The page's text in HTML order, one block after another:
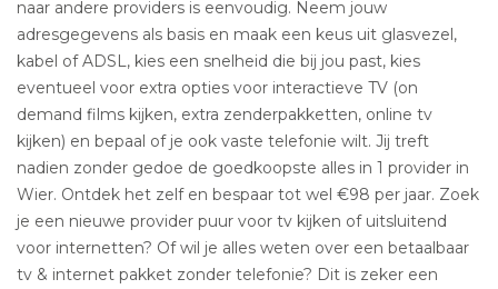
naar andere providers is eenvoudig. Neem jouw
adresgegevens als basis en maak een keus uit glasvezel,
kabel of ADSL, kies een snelheid die bij jou past, kies
eventueel voor extra opties voor interactieve TV (on
demand films kijken, extra zenderpakketten, online tv
kijken) en bepaal of je ook vaste telefonie wilt. Jij treft
nadien zonder gedoe de goedkoopste alles in 1 provider in
Wier. Ontdek het zelf en bespaar tot wel €98 per jaar. Zoek
je een nieuwe provider puur voor tv kijken of uitsluitend
voor internetten? Of wil je alles weten over een betaalbaar
tv & internet pakket zonder telefonie? Dit is zeker een